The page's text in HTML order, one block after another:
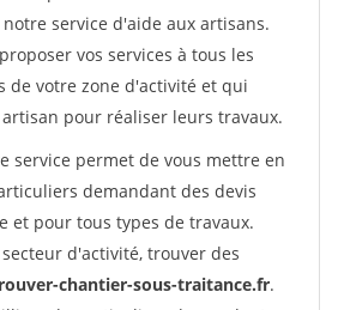
service d'aide aux artisans.
vos services à tous les
de votre zone d'activité et qui
pour réaliser leurs travaux.
service permet de vous mettre en
demandant des devis
et pour tous types de travaux.
d'activité, trouver des
chantier-sous-traitance.fr.